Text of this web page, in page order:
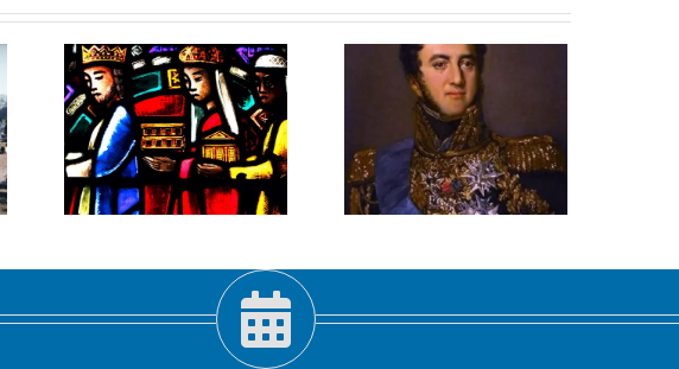
3 janvier
2026 :
Louis-
Gabriel
Suchet,
habile.